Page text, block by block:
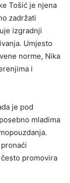
Tošić je njena
zadržati
izgradnji
Umjesto
norme, Nika
i
je pod
mladima
promovira